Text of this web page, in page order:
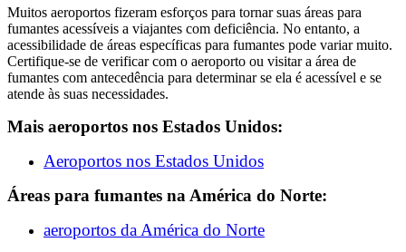
Muitos aeroportos fizeram esforços para tornar suas áreas para
fumantes acessíveis a viajantes com deficiência. No entanto, a
acessibilidade de áreas específicas para fumantes pode variar muito.
Certifique-se de verificar com o aeroporto ou visitar a área de
fumantes com antecedência para determinar se ela é acessível e se
atende às suas necessidades.
Mais aeroportos nos Estados Unidos:
Aeroportos nos Estados Unidos
Áreas para fumantes na América do Norte:
aeroportos da América do Norte